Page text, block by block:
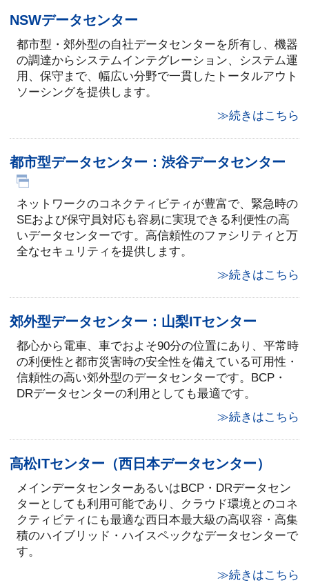
NSWデータセンター
都市型・郊外型の自社データセンターを所有し、機器
の調達からシステムインテグレーション、システム運
用、保守まで、幅広い分野で一貫したトータルアウト
ソーシングを提供します。
≫続きはこちら
都市型データセンター：渋谷データセンター
ネットワークのコネクティビティが豊富で、緊急時の
SEおよび保守員対応も容易に実現できる利便性の高
いデータセンターです。高信頼性のファシリティと万
全なセキュリティを提供します。
≫続きはこちら
郊外型データセンター：山梨ITセンター
都心から電車、車でおよそ90分の位置にあり、平常時
の利便性と都市災害時の安全性を備えている可用性・
信頼性の高い郊外型のデータセンターです。BCP・
DRデータセンターの利用としても最適です。
≫続きはこちら
高松ITセンター（西日本データセンター）
メインデータセンターあるいはBCP・DRデータセン
ターとしても利用可能であり、クラウド環境とのコネ
クティビティにも最適な西日本最大級の高収容・高集
積のハイブリッド・ハイスペックなデータセンターで
す。
≫続きはこちら